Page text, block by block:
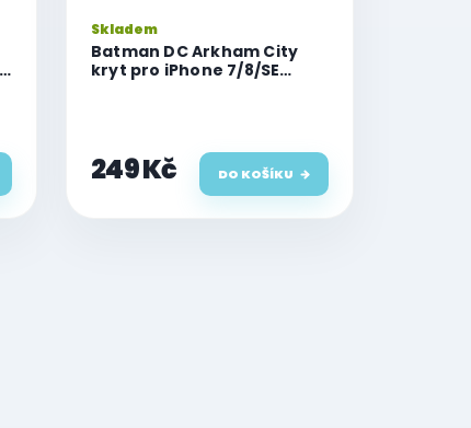
Batman DC Arkham City
kryt pro iPhone 7/8/SE
Skladem
249 Kč DO KOŠÍKU